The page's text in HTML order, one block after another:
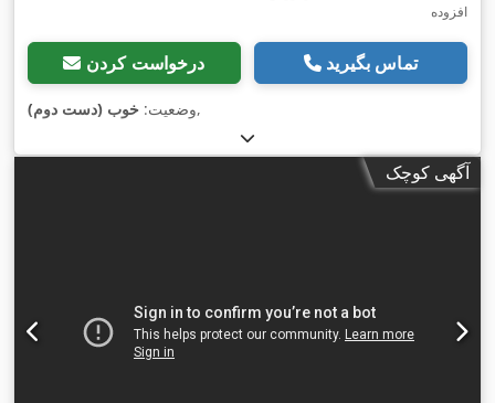
افزوده
درخواست کردن تماس بگیرید
وضعیت: خوب (دست دوم) ,
آگهی کوچک